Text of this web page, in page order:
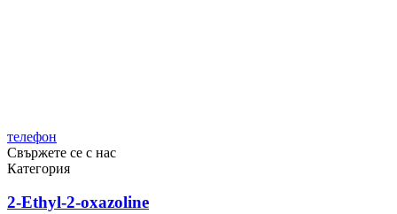
телефон
Свържете се с нас
Категория
2-Ethyl-2-oxazoline